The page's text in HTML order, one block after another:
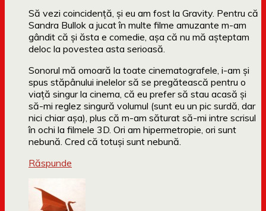
Să vezi coincidență, și eu am fost la Gravity. Pentru că
Sandra Bullok a jucat în multe filme amuzante m-am
gândit că și ăsta e comedie, așa că nu mă așteptam
deloc la povestea asta serioasă.
Sonorul mă omoară la toate cinematografele, i-am și
spus stăpânului inelelor să se pregătească pentru o
viață singur la cinema, că eu prefer să stau acasă și
să-mi reglez singură volumul (sunt eu un pic surdă, dar
nici chiar așa), plus că m-am săturat să-mi intre scrisul
în ochi la filmele 3D. Ori am hipermetropie, ori sunt
nebună. Cred că totuși sunt nebună.
Răspunde